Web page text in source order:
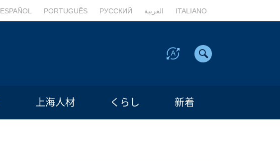
ESPAÑOL PORTUGUÊS РУССКИЙ العربية ITALIANO
上海人材 くらし 新着